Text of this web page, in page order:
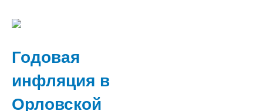
Годовая
инфляция в
Орловской